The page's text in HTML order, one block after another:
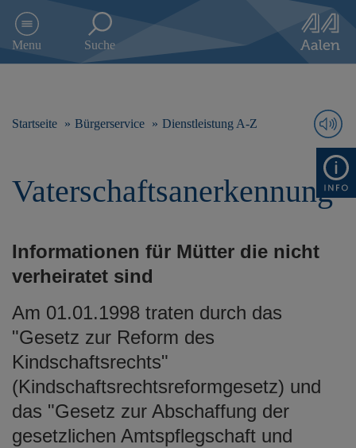
e
n
Menu Suche
Startseite Bürgerservice Dienstleistung A-Z
Vaterschaftsanerkennung
Informationen für Mütter die nicht
verheiratet sind
Am 01.01.1998 traten durch das
"Gesetz zur Reform des
Kindschaftsrechts"
(Kindschaftsrechtsreformgesetz) und
das "Gesetz zur Abschaffung der
gesetzlichen Amtspflegschaft und